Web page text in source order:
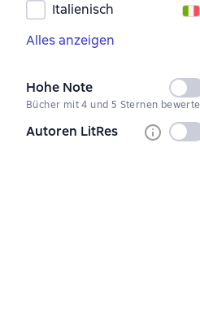
Italienisch
Alles anzeigen
Hohe Note
Nicht
Bücher mit 4 und 5 Sternen
Autoren LitRes